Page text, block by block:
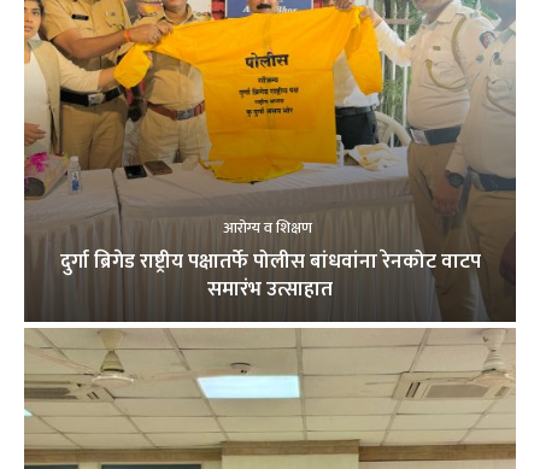
आरोग्य व शिक्षण
दुर्गा ब्रिगेड राष्ट्रीय पक्षातर्फे पोलीस बांधवांना रेनकोट वाटप
समारंभ उत्साहात